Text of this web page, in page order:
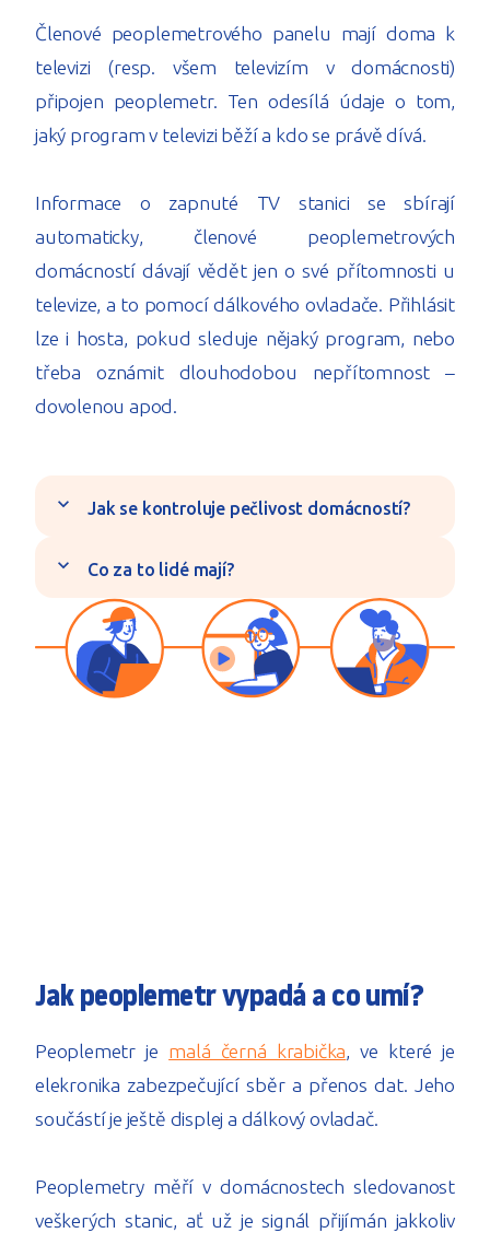
Členové peoplemetrového panelu mají doma k
televizi (resp. všem televizím v domácnosti)
připojen peoplemetr. Ten odesílá údaje o tom,
jaký program v televizi běží a kdo se právě dívá.
Informace o zapnuté TV stanici se sbírají
automaticky, členové peoplemetrových
domácností dávají vědět jen o své přítomnosti u
televize, a to pomocí dálkového ovladače. Přihlásit
lze i hosta, pokud sleduje nějaký program, nebo
třeba oznámit dlouhodobou nepřítomnost –
dovolenou apod.
expand_more Jak se kontroluje pečlivost domácností?
expand_more Co za to lidé mají?
Jak peoplemetr vypadá a co umí?
Peoplemetr je malá černá krabička , ve které je
elekronika zabezpečující sběr a přenos dat. Jeho
součástí je ještě displej a dálkový ovladač.
Peoplemetry měří v domácnostech sledovanost
veškerých stanic, ať už je signál přijímán jakkoliv